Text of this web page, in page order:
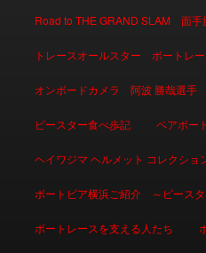
Road to THE GRAND SLAM 面
トレースオールスター ボートレ
オンボードカメラ 阿波 勝哉選手
ピースター食べ歩記 ペアボー
ヘイワジマ ヘルメット コレクショ
ボートピア横浜ご紹介 ～ピースタ
ボートレースを支える人たち